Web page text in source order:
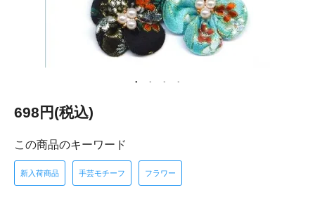
698円(税込)
この商品のキーワード
新入荷商品 手芸モチーフ フラワー